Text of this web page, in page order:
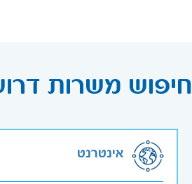
חיפוש משרות
אינטרנט